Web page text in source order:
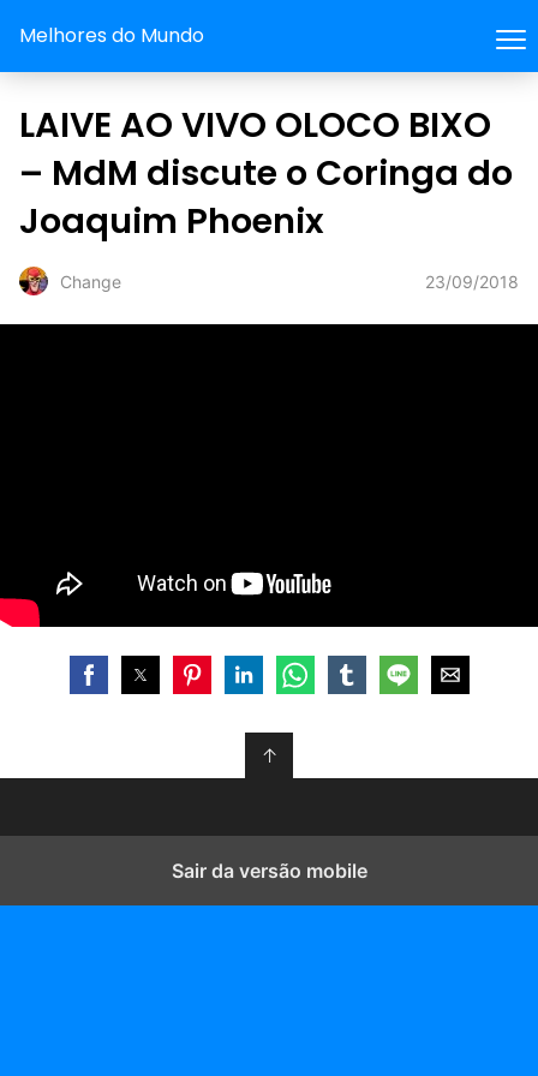
Melhores do Mundo
LAIVE AO VIVO OLOCO BIXO
– MdM discute o Coringa do
Joaquim Phoenix
Change 23/09/2018
↑
Sair da versão mobile